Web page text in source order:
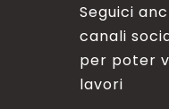
Seguici
canali
per poter
lavori